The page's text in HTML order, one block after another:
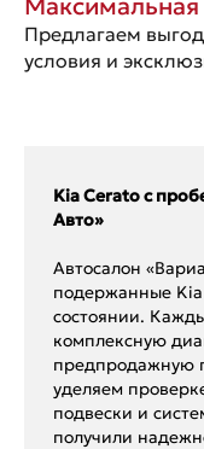
Предлагаем
условия и
Kia Cerato с
Авто»
Автосалон
подержанные Kia
состоянии.
комплексную
предпродажную
уделяем
подвески и
получили